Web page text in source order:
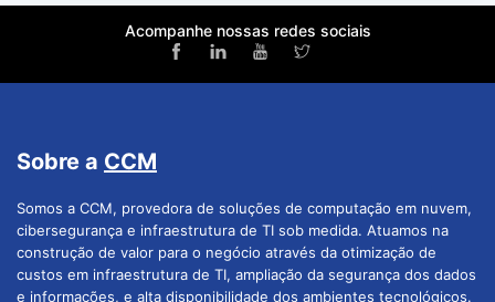
Acompanhe nossas redes sociais
Sobre a CCM
Somos a CCM, provedora de soluções de computação em nuvem,
cibersegurança e infraestrutura de TI sob medida. Atuamos na
construção de valor para o negócio através da otimização de
custos em infraestrutura de TI, ampliação da segurança dos dados
e informações, e alta disponibilidade dos ambientes tecnológicos.